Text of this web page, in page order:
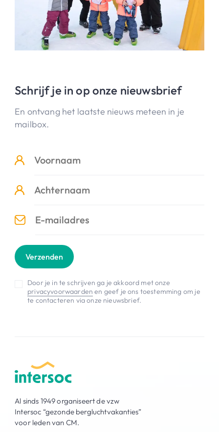
Schrijf je in op onze nieuwsbrief
En ontvang het laatste nieuws meteen in je
mailbox.
Verzenden
Door je in te schrijven ga je akkoord met onze
privacyvoorwaarden en geef je ons toestemming om je
te contacteren via onze nieuwsbrief.
Al sinds 1949 organiseert de vzw
Intersoc “gezonde bergluchtvakanties”
voor leden van CM.